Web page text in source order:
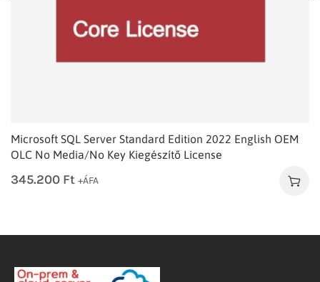
Microsoft SQL Server Standard Edition 2022 English OEM
OLC No Media/No Key Kiegészítő License
345.200 Ft +ÁFA